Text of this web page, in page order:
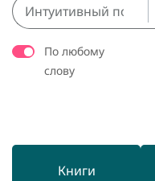
По любому
слову
Книги